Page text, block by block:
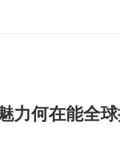
力何在能全